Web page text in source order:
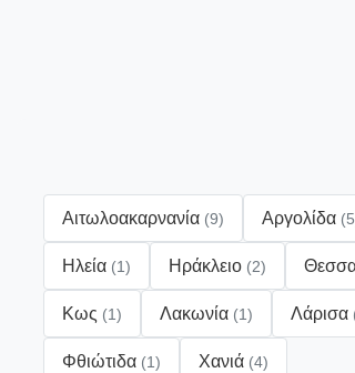
Αιτωλοακαρνανία (9) Αργολίδα
Ηλεία (1) Ηράκλειο (2)
Κως (1) Λακωνία (1) Λάρισα
Φθιώτιδα (1) Χανιά (4)